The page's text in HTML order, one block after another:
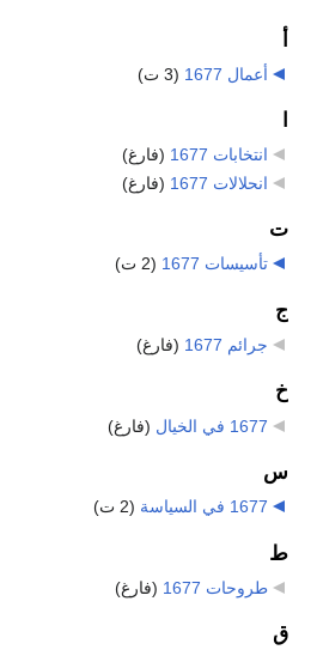
أعمال 1677 (3 ت)
انتخابات 1677
(فارغ)
انحلالات 1677
(فارغ)
ت
تأسيسات 1677 (2 ت)
ج
جرائم 1677 (فارغ)
خ
1677 في الخيال (فارغ)
س
1677 في السياسة (2 ت)
ط
طروحات 1677 (فارغ)
ق